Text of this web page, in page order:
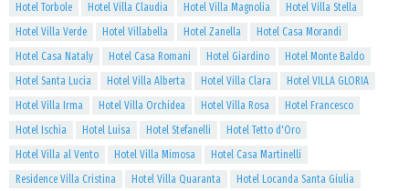
Hotel Torbole
Hotel Villa Claudia Hotel Villa Magnolia
Hotel Villa Stella
Hotel Villa Verde
Hotel Villabella Hotel Zanella
Hotel Casa Morandi
Hotel Casa Nataly
Hotel Casa Romani Hotel Giardino
Hotel Monte Baldo
Hotel Santa Lucia
Hotel Villa Alberta Hotel Villa Clara
Hotel VILLA GLORIA
Hotel Villa Irma
Hotel Villa Orchidea Hotel Villa Rosa
Hotel Francesco
Hotel Ischia
Hotel Luisa Hotel Stefanelli
Hotel Tetto d'Oro
Hotel Villa al Vento
Hotel Villa Mimosa
Hotel Casa Martinelli
Residence Villa Cristina
Hotel Villa Quaranta
Hotel Locanda Santa Giulia